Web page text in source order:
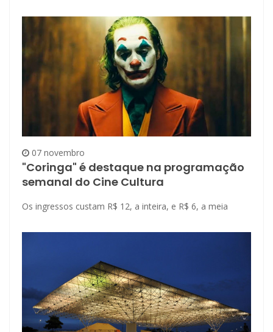
07 novembro
"Coringa" é destaque na programação
semanal do Cine Cultura
Os ingressos custam R$ 12, a inteira, e R$ 6, a meia